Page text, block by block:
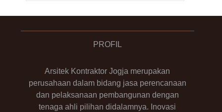
PROFIL
Arsitek Kontraktor Jogja merupakan
perusahaan dalam bidang jasa perencanaan
dan pelaksanaan pembangunan dengan
tenaga ahli pilihan didalamnya. Inovasi